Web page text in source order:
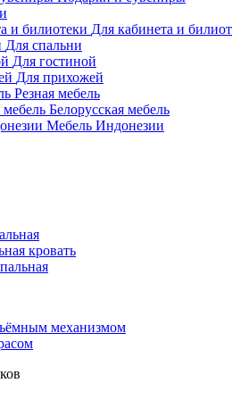
Для кабинета и
Для спальни
Для гостиной
Для прихожей
Резная мебель
Белорусская мебель
Мебель Индонезии
кровать
механизмом